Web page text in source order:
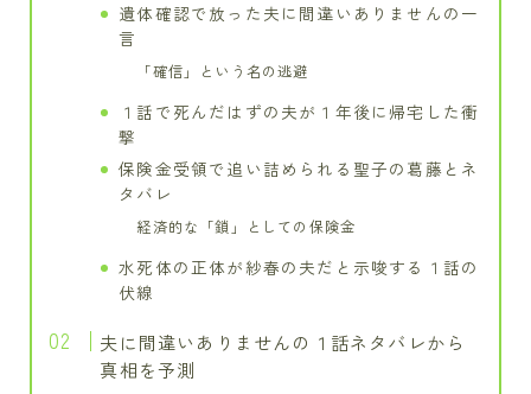
遺体確認で放った夫に間違いありませんの一
言
「確信」という名の逃避
１話で死んだはずの夫が１年後に帰宅した衝
撃
保険金受領で追い詰められる聖子の葛藤とネ
タバレ
経済的な「鎖」としての保険金
水死体の正体が紗春の夫だと示唆する１話の
伏線
夫に間違いありませんの１話ネタバレから
真相を予測